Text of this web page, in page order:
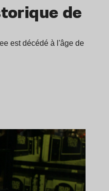
de
est décédé à l'âge de